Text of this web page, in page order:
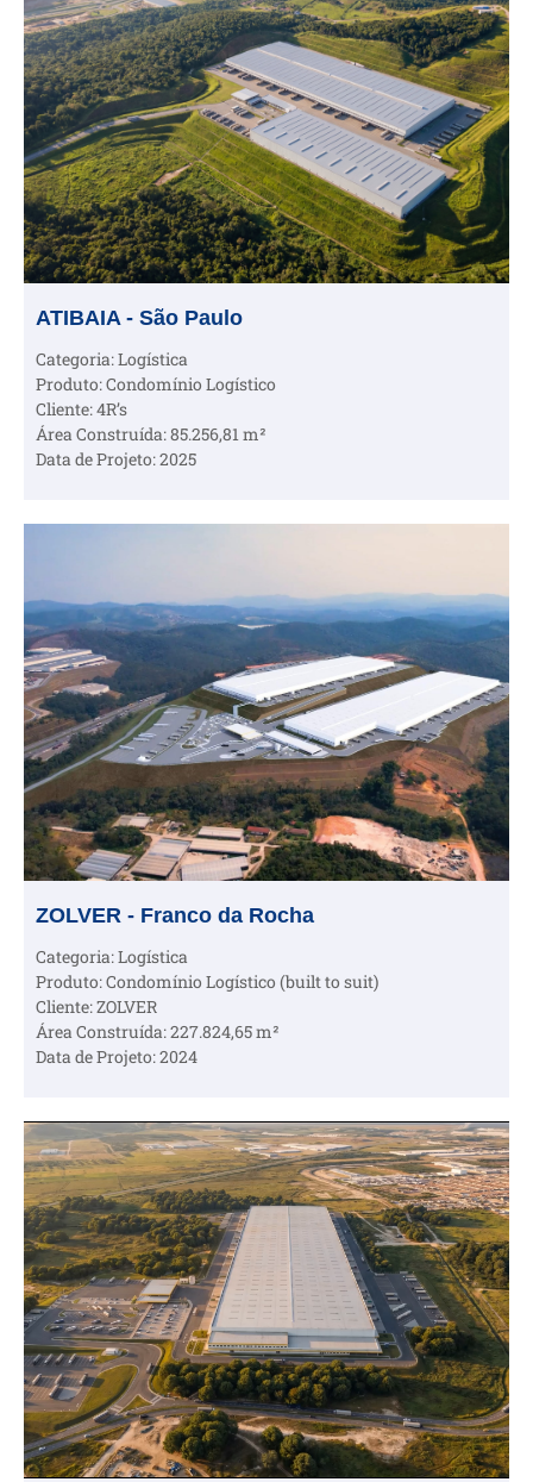
ATIBAIA - São Paulo
Categoria: Logística
Produto: Condomínio Logístico
Cliente: 4R’s
Área Construída: 85.256,81 m²
Data de Projeto: 2025
ZOLVER - Franco da Rocha
Categoria: Logística
Produto: Condomínio Logístico (built to suit)
Cliente: ZOLVER
Área Construída: 227.824,65 m²
Data de Projeto: 2024